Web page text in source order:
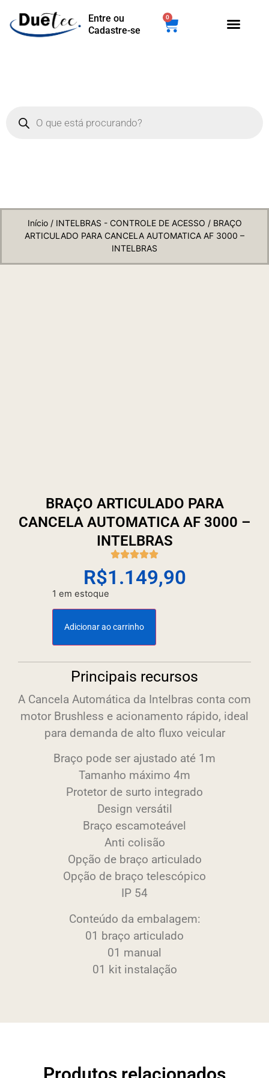
Entre ou
Cadastre-se
0
Início/ INTELBRAS - CONTROLE DE ACESSO / BRAÇO
ARTICULADO PARA CANCELA AUTOMATICA AF 3000 –
INTELBRAS
BRAÇO ARTICULADO PARA
CANCELA AUTOMATICA AF 3000 –
INTELBRAS
R$1.149,90
1 em estoque
Adicionar ao carrinho
Principais recursos
A Cancela Automática da Intelbras conta com
motor Brushless e acionamento rápido, ideal
para demanda de alto fluxo veicular
Braço pode ser ajustado até 1m
Tamanho máximo 4m
Protetor de surto integrado
Design versátil
Braço escamoteável
Anti colisão
Opção de braço articulado
Opção de braço telescópico
IP 54
Conteúdo da embalagem:
01 braço articulado
01 manual
01 kit instalação